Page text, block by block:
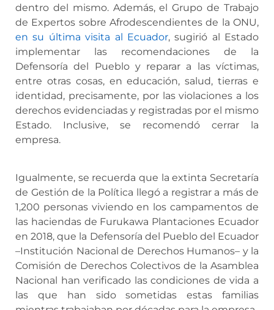
dentro del mismo. Además, el Grupo de Trabajo
de Expertos sobre Afrodescendientes de la ONU,
en su última visita al Ecuador, sugirió al Estado
implementar las recomendaciones de la
Defensoría del Pueblo y reparar a las víctimas,
entre otras cosas, en educación, salud, tierras e
identidad, precisamente, por las violaciones a los
derechos evidenciadas y registradas por el mismo
Estado. Inclusive, se recomendó cerrar la
empresa.
Igualmente, se recuerda que la extinta Secretaría
de Gestión de la Política llegó a registrar a más de
1,200 personas viviendo en los campamentos de
las haciendas de Furukawa Plantaciones Ecuador
en 2018, que la Defensoría del Pueblo del Ecuador
–Institución Nacional de Derechos Humanos– y la
Comisión de Derechos Colectivos de la Asamblea
Nacional han verificado las condiciones de vida a
las que han sido sometidas estas familias